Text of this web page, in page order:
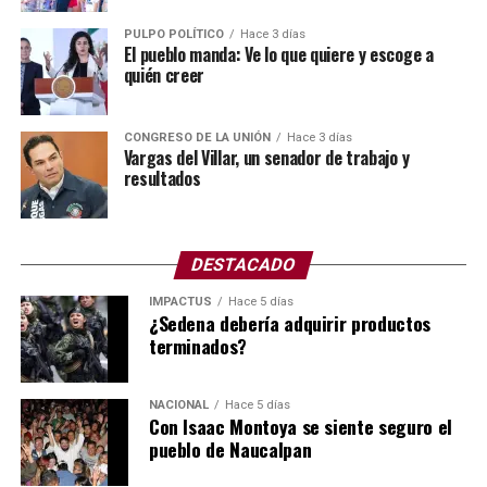
Para muchos especialistas, el colapso de la bomba se
debió a la falta de mantenimiento preventivo.
Para este tipo de labores se cuenta con el Programa de
Obras Anual, mejor conocido como el POA.
El POA (Plan Operativo Anual) y el presupuesto son
herramientas de gestión que se vinculan para planificar
las metas de una organización y asignar los recursos
12 meses.
Asimismo, el POA define las acciones y objetivos,
mientras que el presupuesto establece los fondos
autorizados para ejecutarlos.
Todo indica que no hubo mantenimiento de manera
correcta, ya sea por omisión, no hubo un programa
específico o simplemente no ejercieron el presupuesto
PULPO POLÍTICO Hace 3 días
El pueblo manda: Ve lo que quiere y escoge a
quién creer
CONGRESO DE LA UNIÓN Hace 3 días
Vargas del Villar, un senador de trabajo y
resultados
DESTACADO
IMPACTUS Hace 5 días
¿Sedena debería adquirir productos
terminados?
NACIONAL Hace 5 días
Con Isaac Montoya se siente seguro el
pueblo de Naucalpan